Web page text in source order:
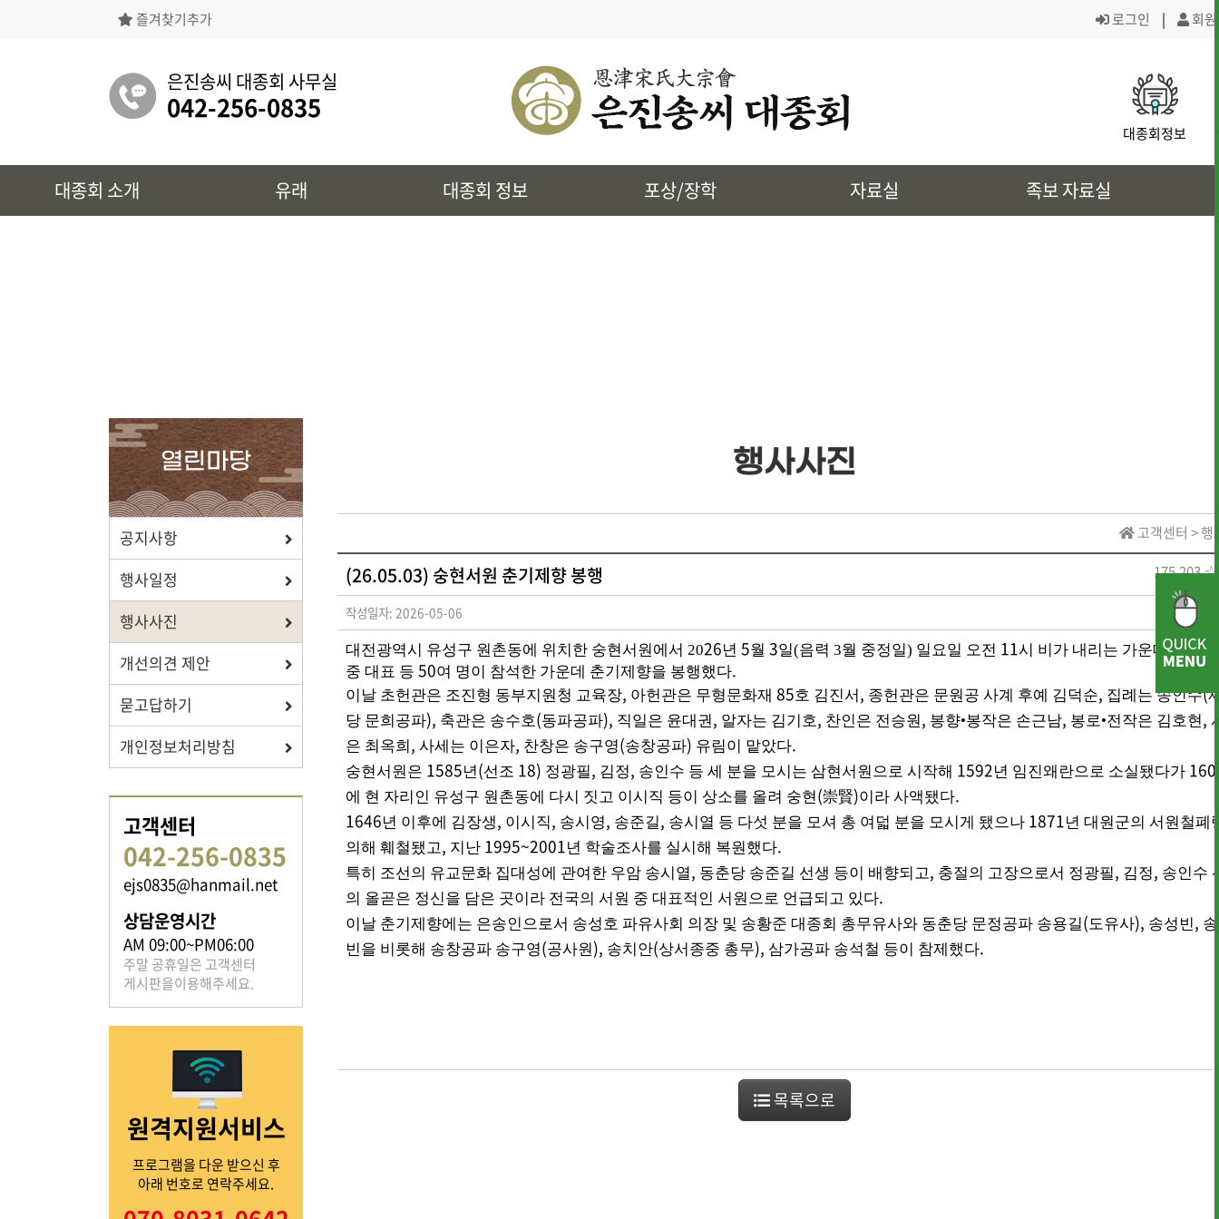
즐겨찾기추가 로그인 | 회
은진송씨 대종회 사무실
042-256-0835
대종회정보
대종회 소개 유래 대종회 정보 포상/장학 자료실 족보 자료실
· 역대회장,의
유래
시조 및 보관유리, 선대묘역을
· 송씨 근원
· 토정 집단공유허비
· 시조 및 본관유래
· 상하송촌리에 대하여
· 대전회덕 거주이유
· 삼강려 애각
· 상4대 신위
· 쌍청당과 대
포상/장학
효행 정신과 숭조돈종의 사상이
투철한 장학생을 지원합니다.
· 쌍청당상
· 장학사업 · 장학금 출연 · 역대 장학생 명단
자료실
보학, 전통상식, 도서관에서
· 은진송씨 종보
· 동영상자료실
· 보학안내
· 도서목록표
· 전통상식 · 문헌 자료실
족보 자료실
은진송씨의 족보를 확인하실 수 있습니다.
· 족보 자료실
은진송씨의 전달 사항을
· 공지사항 · 행사일정
· 개인정보처리방침
· 행사사진 · 개선의견 제
열린마당
공지사항
행사일정
행사사진
개선의견 제안
묻고답하기
개인정보처리방침
고객센터
042-256-0835
ejs0835@hanmail.net
상담운영시간
AM 09:00~PM06:00
주말 공휴일은 고객센터
게시판을이용해주세요.
원격지원서비스
프로그램을 다운 받으신 후
아래 번호로 연락주세요.
행사사진
고객센터 > 행
(26.05.03) 숭현서원 춘기제향 봉행
작성일자: 2026-05-06
대전광역시 유성구 원촌동에 위치한 숭현서원에서 2026년 5월 3일(음력 3월 중정일) 일요일 오전 11시 비가 내리는 가운데 유림
중 대표 등 50여 명이 참석한 가운데 춘기제향을 봉행했다.
이날 초헌관은 조진형 동부지원청 교육장, 아헌관은 무형문화재 85호 김진서 , 종헌관은 문원공 사계 후예 김덕순, 집례는 송인수(
당 문희공파), 축관은 송수호(동파공파), 직일은 윤대권 , 알자는 김기호, 찬인은 전승원 , 봉향•봉작은 손근남, 봉로•전작은 김호현 ,
은 최옥희 , 사세는 이은자, 찬창은 송구영(송창공파) 유림이 맡았다.
숭현서원은 1585년 (선조 18) 정광필, 김정, 송인수 등 세 분을 모시는 삼현서원으로 시작해 1592년 임진왜란으로 소실됐다가
에 현 자리인 유성구 원촌동에 다시 짓고 이시직 등이 상소를 올려 숭현 (崇賢)이라 사액됐다.
1646년 이후에 김장생, 이시직, 송시영, 송준길, 송시열 등 다섯 분을 모셔 총 여덟 분을 모시게 됐으나 1871년 대원군의 서원철폐
의해 훼철됐고, 지난 1995~2001년 학술조사를 실시해 복원했다.
특히 조선의 유교문화 집대성에 관여한 우암 송시열, 동춘당 송준길 선생 등이 배향되고, 충절의 고장으로서 정광필, 김정, 송인수
의 올곧은 정신을 담은 곳이라 전국의 서원 중 대표적인 서원으로 언급되고 있다.
이날 춘기제향에는 은송인으로서 송성호 파유사회 의장 및 송황준 대종회 총무유사와 동춘당 문정공파 송용길( 도유사), 송성빈 ,
빈을 비롯해 송창공파 송구영(공사원 ), 송치안(상서종중 총무), 삼가공파 송석철 등이 참제했다.
목록으로